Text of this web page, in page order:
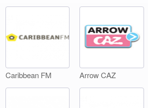
Caribbean FM Arrow CAZ